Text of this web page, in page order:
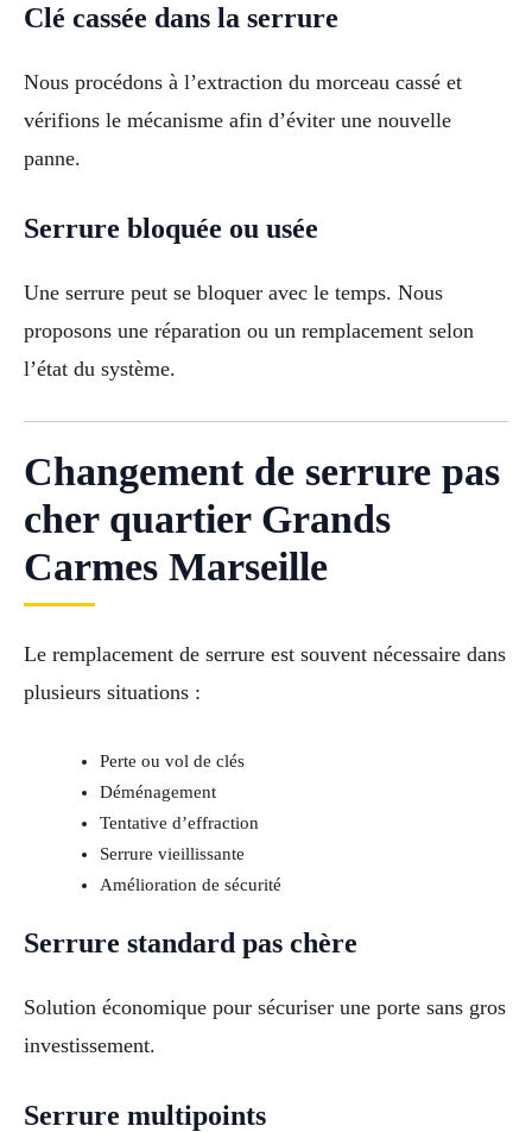
Clé cassée dans la serrure
Nous procédons à l’extraction du morceau cassé et
vérifions le mécanisme afin d’éviter une nouvelle
panne.
Serrure bloquée ou usée
Une serrure peut se bloquer avec le temps. Nous
proposons une réparation ou un remplacement selon
l’état du système.
Changement de serrure pas
cher quartier Grands
Carmes Marseille
Le remplacement de serrure est souvent nécessaire dans
plusieurs situations :
Perte ou vol de clés
Déménagement
Tentative d’effraction
Serrure vieillissante
Amélioration de sécurité
Serrure standard pas chère
Solution économique pour sécuriser une porte sans gros
investissement.
Serrure multipoints